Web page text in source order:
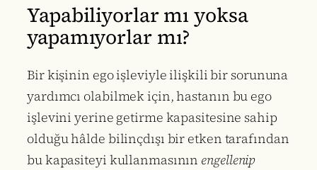
Yapabiliyorlar mı yoksa
yapamıyorlar mı?
Bir kişinin ego işleviyle ilişkili bir sorununa
yardımcı olabilmek için, hastanın bu ego
işlevini yerine getirme kapasitesine sahip
olduğu hâlde bilinçdışı bir etken tarafından
bu kapasiteyi kullanmasının engellenip